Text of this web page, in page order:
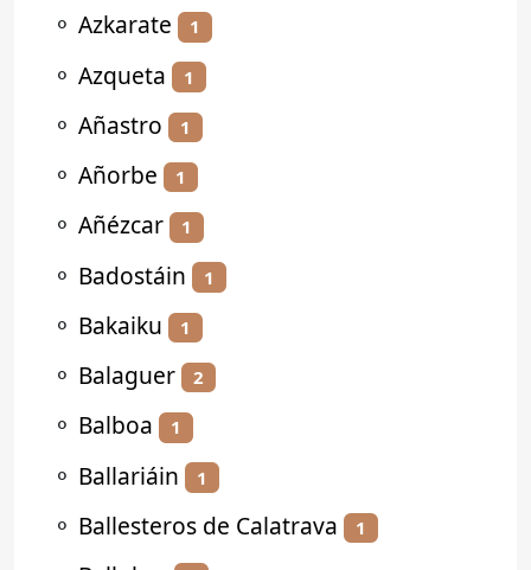
⚬ Azkarate 1
⚬ Azqueta 1
⚬ Añastro 1
⚬ Añorbe 1
⚬ Añézcar 1
⚬ Badostáin 1
⚬ Bakaiku 1
⚬ Balaguer 2
⚬ Balboa 1
⚬ Ballariáin 1
⚬ Ballesteros de Calatrava 1